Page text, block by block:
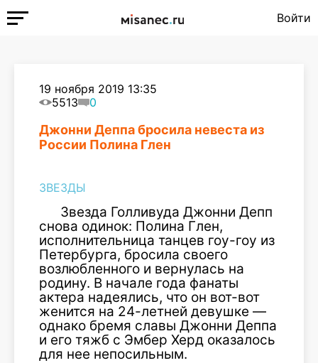
Войти
19 ноября 2019 13:35
5513
0
Джонни Деппа бросила невеста из
России Полина Глен
ЗВЕЗДЫ
Звезда Голливуда Джонни Депп
снова одинок: Полина Глен,
исполнительница танцев гоу-гоу из
Петербурга, бросила своего
возлюбленного и вернулась на
родину. В начале года фанаты
актера надеялись, что он вот-вот
женится на 24-летней девушке —
однако бремя славы Джонни Деппа
и его тяжб с Эмбер Херд оказалось
для нее непосильным.